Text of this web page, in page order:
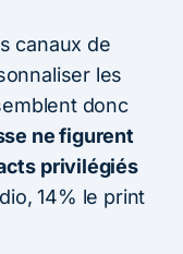
canaux de
les
donc
ne figurent
privilégiés
14% le print